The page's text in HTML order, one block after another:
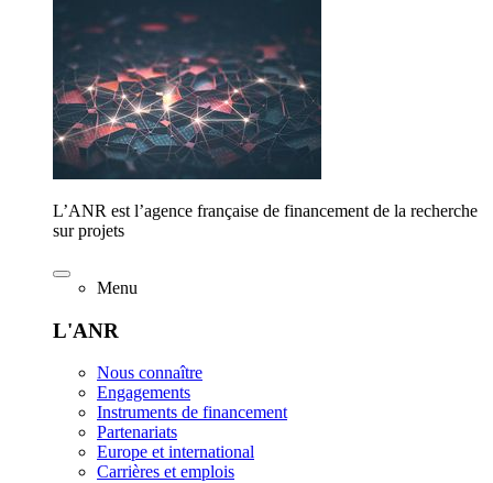
L’ANR est l’agence française de financement de la recherche
sur projets
Menu
L'ANR
Nous connaître
Engagements
Instruments de financement
Partenariats
Europe et international
Carrières et emplois